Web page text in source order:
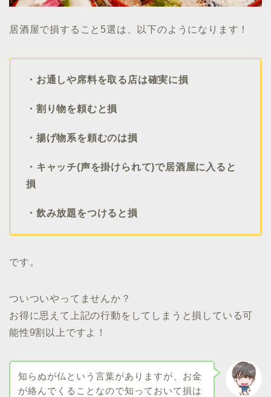
居酒屋で損すること5選は、以下のようになります！
・お通しや席料を取る店は確実に損
・割り物を頼むと損
・揚げ物系を頼むのは損
・キャッチ(声を掛けられて)で居酒屋に入ると
損
・飲み放題をつけると損
です。
ついついやってませんか？
お得に思えて上記の行動をしてしまうと損している可
能性9割以上ですよ！
知らぬが仏という言葉がありますが、お金
が絡んでくることなので知っておいて損は